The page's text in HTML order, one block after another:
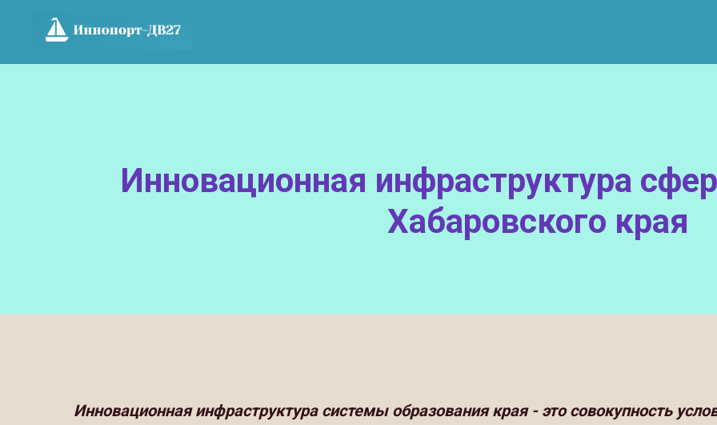
Инновационная инфраструктура
Хабаровского края
Инновационная инфраструктура системы образования края - это совокупность